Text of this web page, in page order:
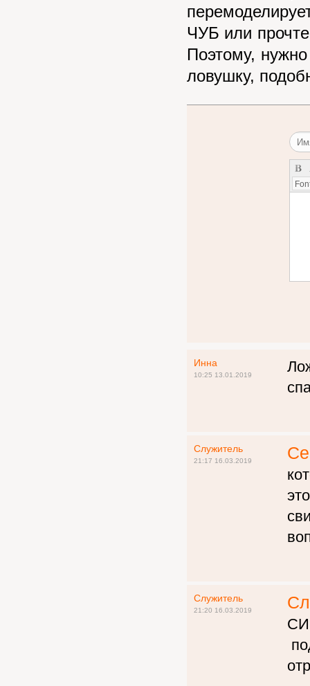
ЧУБ или
Поэтому,
ловушку,
Инна
10:25 13.01.2019
Служитель
21:17 16.03.2019
Служитель
21:20 16.03.2019